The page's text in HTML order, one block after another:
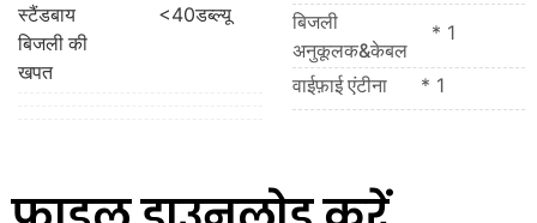
स्टैंडबाय
बिजली की
खपत
<40डब्ल्यू
बिजली
अनुकूलक&केबल
* 1
वाईफ़ाई एंटीना * 1